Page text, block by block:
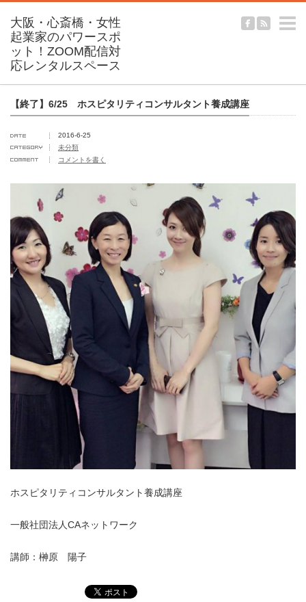
【終了】6/25 ホスピタリティコンサルタント養成講座
2016-6-25
未分類
コメントを書く
ホスピタリティコンサルタント養成講座
一般社団法人CAネットワーク
講師：榊原 陽子